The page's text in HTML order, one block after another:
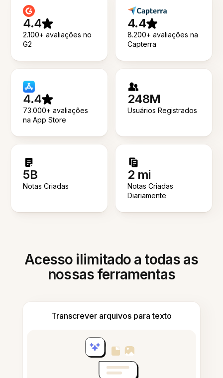
4.4
2.100+ avaliações no
G2
4.4
8.200+ avaliações na
Capterra
4.4
73.000+ avaliações
na App Store
248M
Usuários Registrados
5B
Notas Criadas
2 mi
Notas Criadas
Diariamente
Acesso ilimitado a todas as
nossas ferramentas
Transcrever arquivos para texto